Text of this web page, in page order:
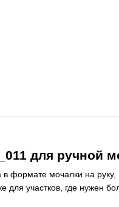
для ручной
формате мочалки на
для участков, где нужен